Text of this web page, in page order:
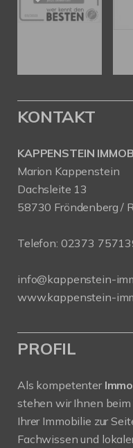
KONTAKT
KAPPENSTEIN
Marion Kappenstein
Dachsleite 13
58730 Fröndenberg /
Telefon: 02373
info@kappenstein-
www.kappenstein-
PROFIL
Als kompetenter
stehen wir Ihnen beim
Ihrer Immobilie zur
Fachwissen und